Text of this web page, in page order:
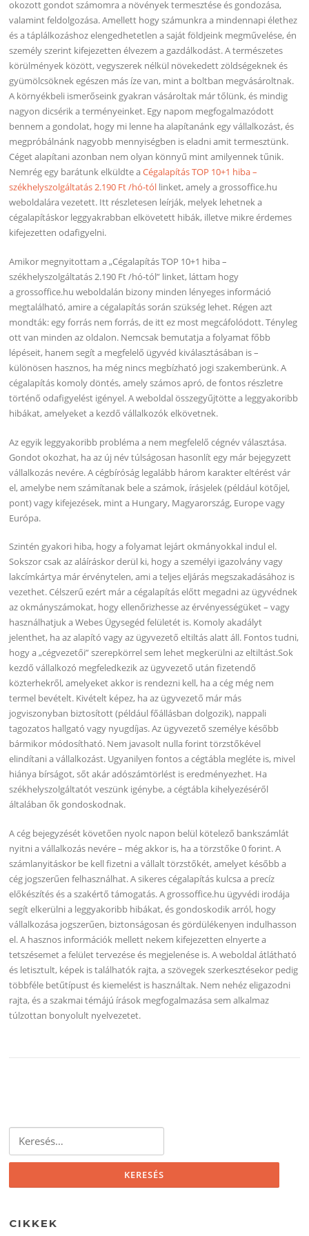
okozott gondot számomra a növények termesztése és gondozása,
valamint feldolgozása. Amellett hogy számunkra a mindennapi élethez
és a táplálkozáshoz elengedhetetlen a saját földjeink megművelése, én
személy szerint kifejezetten élvezem a gazdálkodást. A természetes
körülmények között, vegyszerek nélkül növekedett zöldségeknek és
gyümölcsöknek egészen más íze van, mint a boltban megvásároltnak.
A környékbeli ismerőseink gyakran vásároltak már tőlünk, és mindig
nagyon dicsérik a terményeinket. Egy napom megfogalmazódott
bennem a gondolat, hogy mi lenne ha alapítanánk egy vállalkozást, és
megpróbálnánk nagyobb mennyiségben is eladni amit termesztünk.
Céget alapítani azonban nem olyan könnyű mint amilyennek tűnik.
Nemrég egy barátunk elküldte aCégalapítás TOP 10+1 hiba –
székhelyszolgáltatás 2.190 Ft /hó-tól linket, amely a grossoffice.hu
weboldalára vezetett. Itt részletesen leírják, melyek lehetnek a
cégalapításkor leggyakrabban elkövetett hibák, illetve mikre érdemes
kifejezetten odafigyelni.
Amikor megnyitottam a „Cégalapítás TOP 10+1 hiba –
székhelyszolgáltatás 2.190 Ft /hó-tól” linket, láttam hogy
a grossoffice.hu weboldalán bizony minden lényeges információ
megtalálható, amire a cégalapítás során szükség lehet. Régen azt
mondták: egy forrás nem forrás, de itt ez most megcáfolódott. Tényleg
ott van minden az oldalon. Nemcsak bemutatja a folyamat főbb
lépéseit, hanem segít a megfelelő ügyvéd kiválasztásában is –
különösen hasznos, ha még nincs megbízható jogi szakemberünk. A
cégalapítás komoly döntés, amely számos apró, de fontos részletre
történő odafigyelést igényel. A weboldal összegyűjtötte a leggyakoribb
hibákat, amelyeket a kezdő vállalkozók elkövetnek.
Az egyik leggyakoribb probléma a nem megfelelő cégnév választása.
Gondot okozhat, ha az új név túlságosan hasonlít egy már bejegyzett
vállalkozás nevére. A cégbíróság legalább három karakter eltérést vár
el, amelybe nem számítanak bele a számok, írásjelek (például kötőjel,
pont) vagy kifejezések, mint a Hungary, Magyarország, Europe vagy
Európa.
Szintén gyakori hiba, hogy a folyamat lejárt okmányokkal indul el.
Sokszor csak az aláíráskor derül ki, hogy a személyi igazolvány vagy
lakcímkártya már érvénytelen, ami a teljes eljárás megszakadásához is
vezethet. Célszerű ezért már a cégalapítás előtt megadni az ügyvédnek
az okmányszámokat, hogy ellenőrizhesse az érvényességüket – vagy
használhatjuk a Webes Ügysegéd felületét is. Komoly akadályt
jelenthet, ha az alapító vagy az ügyvezető eltiltás alatt áll. Fontos tudni,
hogy a „cégvezetői” szerepkörrel sem lehet megkerülni az eltiltást.Sok
kezdő vállalkozó megfeledkezik az ügyvezető után fizetendő
közterhekről, amelyeket akkor is rendezni kell, ha a cég még nem
termel bevételt. Kivételt képez, ha az ügyvezető már más
jogviszonyban biztosított (például főállásban dolgozik), nappali
tagozatos hallgató vagy nyugdíjas. Az ügyvezető személye később
bármikor módosítható. Nem javasolt nulla forint törzstőkével
elindítani a vállalkozást. Ugyanilyen fontos a cégtábla megléte is, mivel
hiánya bírságot, sőt akár adószámtörlést is eredményezhet. Ha
székhelyszolgáltatót veszünk igénybe, a cégtábla kihelyezéséről
általában ők gondoskodnak.
A cég bejegyzését követően nyolc napon belül kötelező bankszámlát
nyitni a vállalkozás nevére – még akkor is, ha a törzstőke 0 forint. A
számlanyitáskor be kell fizetni a vállalt törzstőkét, amelyet később a
cég jogszerűen felhasználhat. A sikeres cégalapítás kulcsa a precíz
előkészítés és a szakértő támogatás. A grossoffice.hu ügyvédi irodája
segít elkerülni a leggyakoribb hibákat, és gondoskodik arról, hogy
vállalkozása jogszerűen, biztonságosan és gördülékenyen indulhasson
el. A hasznos információk mellett nekem kifejezetten elnyerte a
tetszésemet a felület tervezése és megjelenése is. A weboldal átlátható
és letisztult, képek is találhatók rajta, a szövegek szerkesztésekor pedig
többféle betűtípust és kiemelést is használtak. Nem nehéz eligazodni
rajta, és a szakmai témájú írások megfogalmazása sem alkalmaz
túlzottan bonyolult nyelvezetet.
CIKKEK